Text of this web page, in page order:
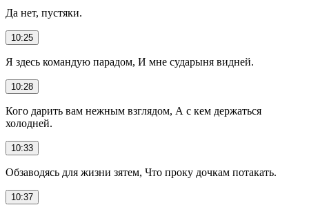
Да нет, пустяки.
10:25
Я здесь командую парадом, И мне сударыня видней.
10:28
Кого дарить вам нежным взглядом, А с кем держаться
холодней.
10:33
Обзаводясь для жизни зятем, Что проку дочкам потакать.
10:37